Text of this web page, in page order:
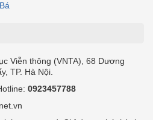
Viễn thông (VNTA), 68 Dương
TP. Hà Nội.
0923457788